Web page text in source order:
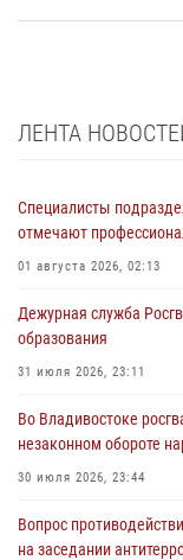
ЛЕНТА
Специалисты
отмечают
01 августа 2026, 02:13
Дежурная служба
образования
31 июля 2026, 23:11
Во Владивостоке
незаконном обороте
30 июля 2026, 23:44
Вопрос
на заседании